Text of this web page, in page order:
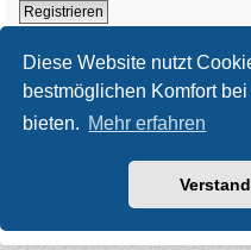
Diese Website nutzt
bestmöglichen Komfort
bieten. Mehr erfahren
Registrieren
*Original
*Updated to
Powered by
®
Deutsche
Datenschutz|